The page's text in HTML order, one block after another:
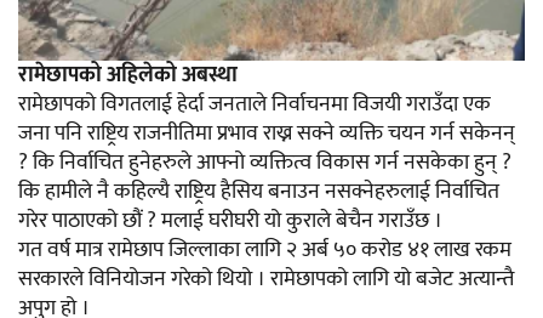
रामेछापको अहिलेको अबस्था
रामेछापको विगतलाई हेर्दा जनताले निर्वाचनमा विजयी गराउँदा एक
जना पनि राष्ट्रिय राजनीतिमा प्रभाव राख्न सक्ने व्यक्ति चयन गर्न सकेनन्
? कि निर्वाचित हुनेहरुले आफ्नो व्यक्तित्व विकास गर्न नसकेका हुन् ?
कि हामीले नै कहिल्यै राष्ट्रिय हैसिय बनाउन नसक्नेहरुलाई निर्वाचित
गरेर पाठाएको छौं ? मलाई घरीघरी यो कुराले बेचैन गराउँछ ।
गत वर्ष मात्र रामेछाप जिल्लाका लागि २ अर्ब ५० करोड ४१ लाख रकम
सरकारले विनियोजन गरेको थियो । रामेछापको लागि यो बजेट अत्यान्तै
अपुग हो ।